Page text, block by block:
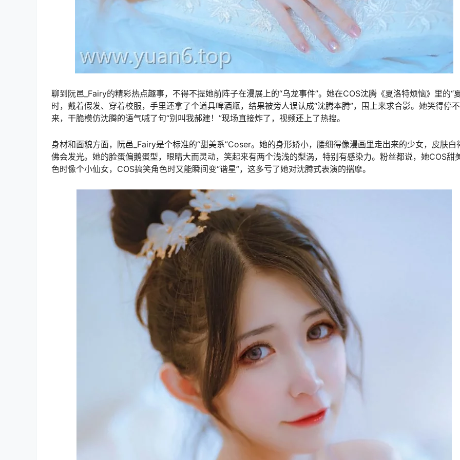
聊到阮邑_Fairy的精彩热点趣事，不得不提她前阵子在漫展上的“乌龙事件”。她在COS沈腾《夏洛特烦恼》里的“
时，戴着假发、穿着校服，手里还拿了个道具啤酒瓶，结果被旁人误认成“沈腾本腾”，围上来求合影。她笑得停
来，干脆模仿沈腾的语气喊了句“别叫我郝建！”现场直接炸了，视频还上了热搜。
身材和面貌方面，阮邑_Fairy是个标准的“甜美系”Coser。她的身形娇小，腰细得像漫画里走出来的少女，皮肤白
佛会发光。她的脸蛋偏鹅蛋型，眼睛大而灵动，笑起来有两个浅浅的梨涡，特别有感染力。粉丝都说，她COS甜
色时像个小仙女，COS搞笑角色时又能瞬间变“谐星”，这多亏了她对沈腾式表演的揣摩。